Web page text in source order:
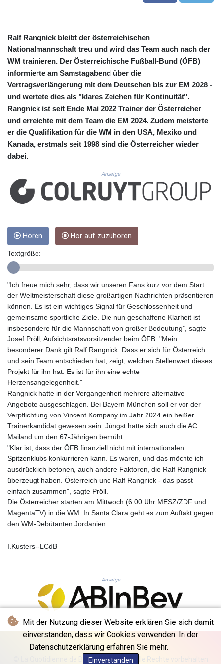
Mit der Nutzung dieser Website erklären Sie sich damit
einverstanden, dass wir Cookies verwenden. In der
Datenschutzerklärung erfahren Sie mehr.
Einverstanden
CUC 1.152471
CZK 24.24407
DJF 204.817306
DZD 153.365094
EGP 57.264782
ERN 17.287064
ETB 185.968128
FJD 2.552089
FKP 0.856077
GBP 0.85641
GHS 13.524239
GIP 0.856077
GMD 85.282572
GYD 241.048608
HKD 9.04099
HRK 7.536585
HTG 150.649793
HUF 364.625083
IDR 20648.821428
ILS 3.46629
IMP 0.856077
INR 109.809273
IQD 1509.393123
IRR
1584474.640687
ISK 142.41109
JMD 182.637459
JOD 0.81708
JPY 182.544457
KES 149.083075
KGS 100.783234
KHR 4675.235131
KMF 492.105126
KRW 1640.600173
KWD 0.356874
KZT 539.927945
LAK 26033.64904
LTL 3.402947
LVL 0.697118
LYD 7.344833
MAD 10.750192
MDL 20.047704
MGA 4953.772522
MKD 61.427977
MMK 2419.54797
Ralf Rangnick bleibt der österreichischen
Nationalmannschaft treu und wird das Team auch nach der
WM trainieren. Der Österreichische Fußball-Bund (ÖFB)
informierte am Samstagabend über die
Vertragsverlängerung mit dem Deutschen bis zur EM 2028 -
und wertete dies als "klares Zeichen für Kontinuität".
Rangnick ist seit Ende Mai 2022 Trainer der Österreicher
und erreichte mit dem Team die EM 2024. Zudem meisterte
er die Qualifikation für die WM in den USA, Mexiko und
Kanada, erstmals seit 1998 sind die Österreicher wieder
dabei.
Anzeige
Hören Hör auf zuzuhören
Textgröße:
"Ich freue mich sehr, dass wir unseren Fans kurz vor dem Start
der Weltmeisterschaft diese großartigen Nachrichten präsentieren
können. Es ist ein wichtiges Signal für Geschlossenheit und
gemeinsame sportliche Ziele. Die nun geschaffene Klarheit ist
insbesondere für die Mannschaft von großer Bedeutung", sagte
Josef Pröll, Aufsichtsratsvorsitzender beim ÖFB: "Mein
besonderer Dank gilt Ralf Rangnick. Dass er sich für Österreich
und sein Team entschieden hat, zeigt, welchen Stellenwert dieses
Projekt für ihn hat. Es ist für ihn eine echte
Herzensangelegenheit."
Rangnick hatte in der Vergangenheit mehrere alternative
Angebote ausgeschlagen. Bei Bayern München soll er vor der
Verpflichtung von Vincent Kompany im Jahr 2024 ein heißer
Trainerkandidat gewesen sein. Jüngst hatte sich auch die AC
Mailand um den 67-Jährigen bemüht.
"Klar ist, dass der ÖFB finanziell nicht mit internationalen
Spitzenklubs konkurrieren kann. Es waren, und das möchte ich
ausdrücklich betonen, auch andere Faktoren, die Ralf Rangnick
überzeugt haben. Österreich und Ralf Rangnick - das passt
einfach zusammen", sagte Pröll.
Die Österreicher starten am Mittwoch (6.00 Uhr MESZ/ZDF und
MagentaTV) in die WM. In Santa Clara geht es zum Auftakt gegen
den WM-Debütanten Jordanien.
I.Kusters--LCdB
Anzeige
© La Quotidienne de Bruxelles - 2026 - Alle Rechte vorbehalten